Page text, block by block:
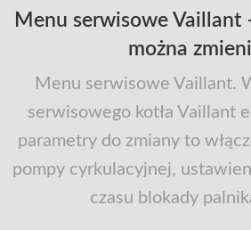
Menu serwisowe Vaillant
można
Menu serwisowe Vaillant.
serwisowego kotła Vaillant
parametry do zmiany to
pompy cyrkulacyjnej,
czasu blokady